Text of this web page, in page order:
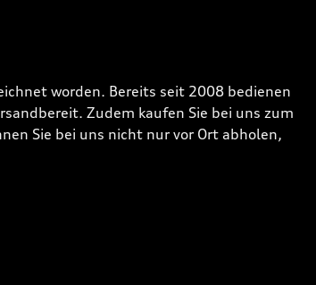
worden. Bereits seit 2008 bedienen
Zudem kaufen Sie bei uns zum
Sie bei uns nicht nur vor Ort abholen,